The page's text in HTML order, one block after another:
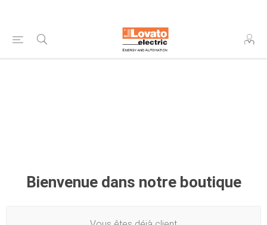
Bienvenue dans notre boutique